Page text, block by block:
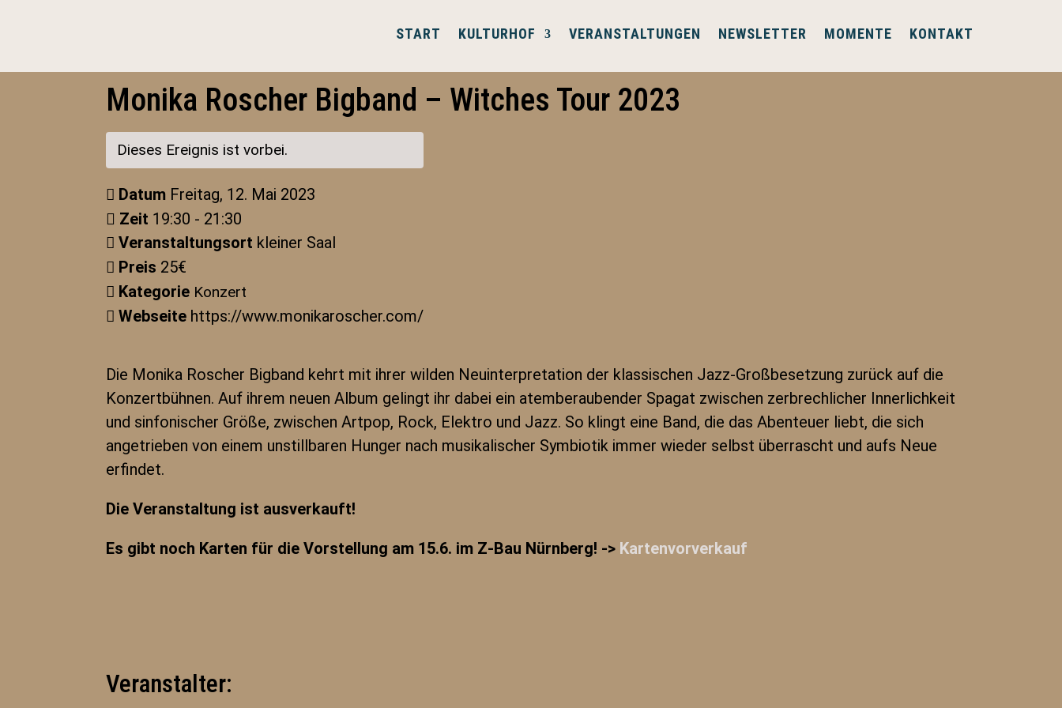
START KULTURHOF VERANSTALTUNGEN NEWSLETTER MOMENTE KONTAKT
Monika Roscher Bigband – Witches Tour 2023
Dieses Ereignis ist vorbei.
Datum Freitag, 12. Mai 2023
Zeit 19:30 - 21:30
Veranstaltungsort kleiner Saal
Preis 25€
Kategorie Konzert
Webseite https://www.monikaroscher.com/
Die Monika Roscher Bigband kehrt mit ihrer wilden Neuinterpretation der klassischen Jazz-Großbesetzung zurück auf die
Konzertbühnen. Auf ihrem neuen Album gelingt ihr dabei ein atemberaubender Spagat zwischen zerbrechlicher Innerlichkeit
und sinfonischer Größe, zwischen Artpop, Rock, Elektro und Jazz. So klingt eine Band, die das Abenteuer liebt, die sich
angetrieben von einem unstillbaren Hunger nach musikalischer Symbiotik immer wieder selbst überrascht und aufs Neue
erfindet.
Die Veranstaltung ist ausverkauft!
Es gibt noch Karten für die Vorstellung am 15.6. im Z-Bau Nürnberg! -> Kartenvorverkauf
Veranstalter: